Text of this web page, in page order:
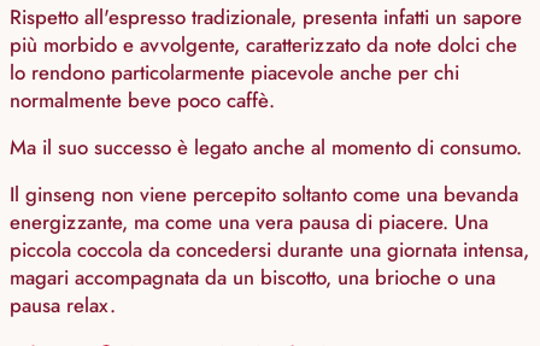
Rispetto all'espresso tradizionale, presenta infatti un sapore
più morbido e avvolgente, caratterizzato da note dolci che
lo rendono particolarmente piacevole anche per chi
normalmente beve poco caffè.
Ma il suo successo è legato anche al momento di consumo.
Il ginseng non viene percepito soltanto come una bevanda
energizzante, ma come una vera pausa di piacere. Una
piccola coccola da concedersi durante una giornata intensa,
magari accompagnata da un biscotto, una brioche o una
pausa relax.